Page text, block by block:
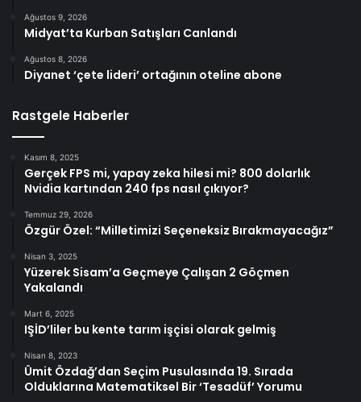
Ağustos 9, 2026
Midyat’ta Kurban Satışları Canlandı
Ağustos 8, 2026
Diyanet ‘çete lideri’ ortağının oteline abone
Rastgele Haberler
Kasım 8, 2025
Gerçek FPS mi, yapay zeka hilesi mi? 800 dolarlık
Nvidia kartından 240 fps nasıl çıkıyor?
Temmuz 29, 2026
Özgür Özel: “Milletimizi Seçeneksiz Bırakmayacağız”
Nisan 3, 2025
Yüzerek Sisam’a Geçmeye Çalışan 2 Göçmen
Yakalandı
Mart 6, 2025
IŞİD’liler bu kente tarım işçisi olarak gelmiş
Nisan 8, 2023
Ümit Özdağ’dan Seçim Pusulasında 19. Sırada
Olduklarına Matematiksel Bir ‘Tesadüf’ Yorumu